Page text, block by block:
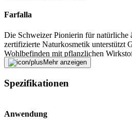
Farfalla
Die Schweizer Pionierin für natürliche
zertifizierte Naturkosmetik unterstützt
Wohlbefinden mit pflanzlichen
Workshops rund um Hautpflege und
Fehler melden
Beschreibung
Mehr anzeigen
Spezifikationen
Anwendung